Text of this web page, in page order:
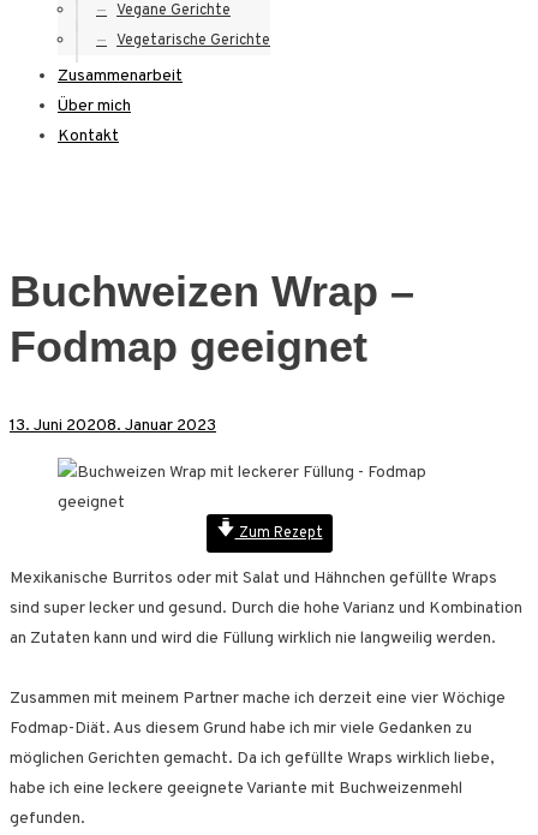
Vegane Gerichte
Vegetarische Gerichte
Zusammenarbeit
Über mich
Kontakt
Buchweizen Wrap –
Fodmap geeignet
13. Juni 20208. Januar 2023
Zum Rezept
Mexikanische Burritos oder mit Salat und Hähnchen gefüllte Wraps
sind super lecker und gesund. Durch die hohe Varianz und Kombination
an Zutaten kann und wird die Füllung wirklich nie langweilig werden.
Zusammen mit meinem Partner mache ich derzeit eine vier Wöchige
Fodmap-Diät. Aus diesem Grund habe ich mir viele Gedanken zu
möglichen Gerichten gemacht. Da ich gefüllte Wraps wirklich liebe,
habe ich eine leckere geeignete Variante mit Buchweizenmehl
gefunden.